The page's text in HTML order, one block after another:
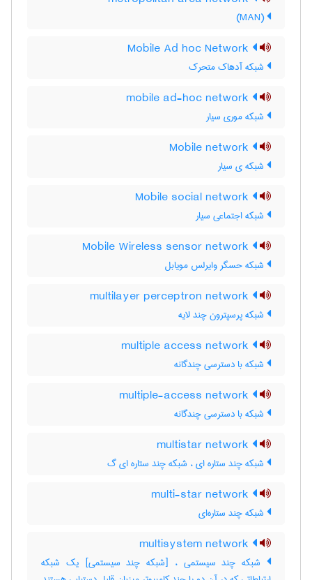
(MAN)
شبکه آدهاک متحرک
شبکه موری سیار
شبکه ی سیار
شبکه اجتماعی سیار
شبکه حسگر وایرلس مویابل
شبکه پرسپترون چند لایه
شبکه با دسترسی چندگانه
شبکه با دسترسی چندگانه
شبکه چند ستاره ای ، شبکه چند ستاره ای گ
شبکه چند ستاره‌ای
شبکه چند سیستمی ، [شبکه چند سیستمی] یک شبکه